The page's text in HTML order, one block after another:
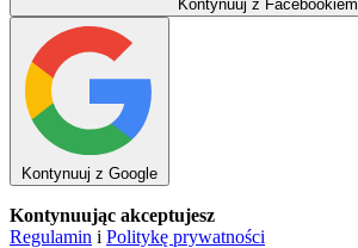
Kontynuuj z Facebookiem
Kontynuuj z Google
Kontynuując akceptujesz
Regulamin i Politykę prywatności